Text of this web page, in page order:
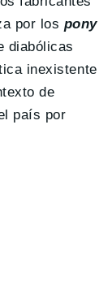
por los pony
diabólicas
inexistente
de
país por